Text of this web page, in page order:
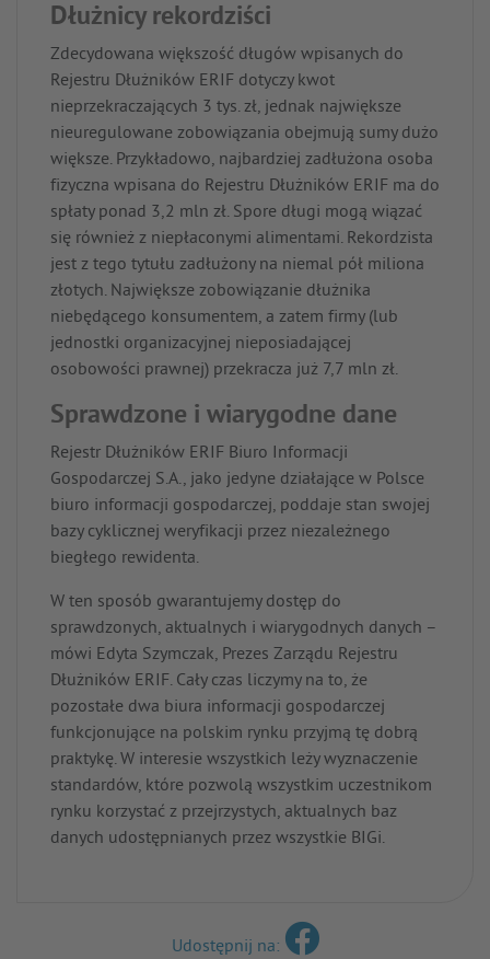
Dłużnicy rekordziści
Zdecydowana większość długów wpisanych do
Rejestru Dłużników ERIF dotyczy kwot
nieprzekraczających 3 tys. zł, jednak największe
nieuregulowane zobowiązania obejmują sumy dużo
większe. Przykładowo, najbardziej zadłużona osoba
fizyczna wpisana do Rejestru Dłużników ERIF ma do
spłaty ponad 3,2 mln zł. Spore długi mogą wiązać
się również z niepłaconymi alimentami. Rekordzista
jest z tego tytułu zadłużony na niemal pół miliona
złotych. Największe zobowiązanie dłużnika
niebędącego konsumentem, a zatem firmy (lub
jednostki organizacyjnej nieposiadającej
osobowości prawnej) przekracza już 7,7 mln zł.
Sprawdzone i wiarygodne dane
Rejestr Dłużników ERIF Biuro Informacji
Gospodarczej S.A., jako jedyne działające w Polsce
biuro informacji gospodarczej, poddaje stan swojej
bazy cyklicznej weryfikacji przez niezależnego
biegłego rewidenta.
W ten sposób gwarantujemy dostęp do
sprawdzonych, aktualnych i wiarygodnych danych –
mówi Edyta Szymczak, Prezes Zarządu Rejestru
Dłużników ERIF. Cały czas liczymy na to, że
pozostałe dwa biura informacji gospodarczej
funkcjonujące na polskim rynku przyjmą tę dobrą
praktykę. W interesie wszystkich leży wyznaczenie
standardów, które pozwolą wszystkim uczestnikom
rynku korzystać z przejrzystych, aktualnych baz
danych udostępnianych przez wszystkie BIGi.
Udostępnij na: